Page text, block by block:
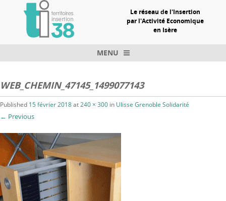
Le réseau de l'Insertion
par l'Activité Economique
en Isère
MENU
WEB_CHEMIN_47145_1499077143
Published 15 février 2018at240 × 300 in Ulisse Grenoble Solidarité
← Previous